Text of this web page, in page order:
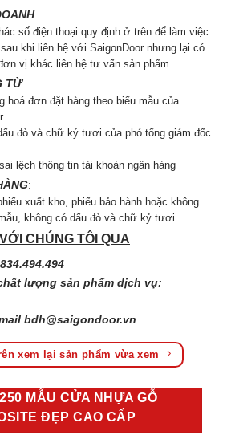
số điện thoại quy định ở trên để làm việc
khi liên hệ với SaigonDoor nhưng lại có
vị khác liên hệ tư vấn sản phẩm.
TỪ
hoá đơn đặt hàng theo biểu mẫu của
đỏ và chữ ký tươi của phó tổng giám đốc
lệch thông tin tài khoản ngân hàng
:
xuất kho, phiếu bảo hành hoặc không
không có dấu đỏ và chữ kỷ tươi
CHÚNG TÔI QUA
lượng sản phẩm dịch vụ:
bdh@saigondoor.vn
xem lại sản phẩm vừa xem
MẪU CỬA NHỰA GỖ
ĐẸP CAO CẤP